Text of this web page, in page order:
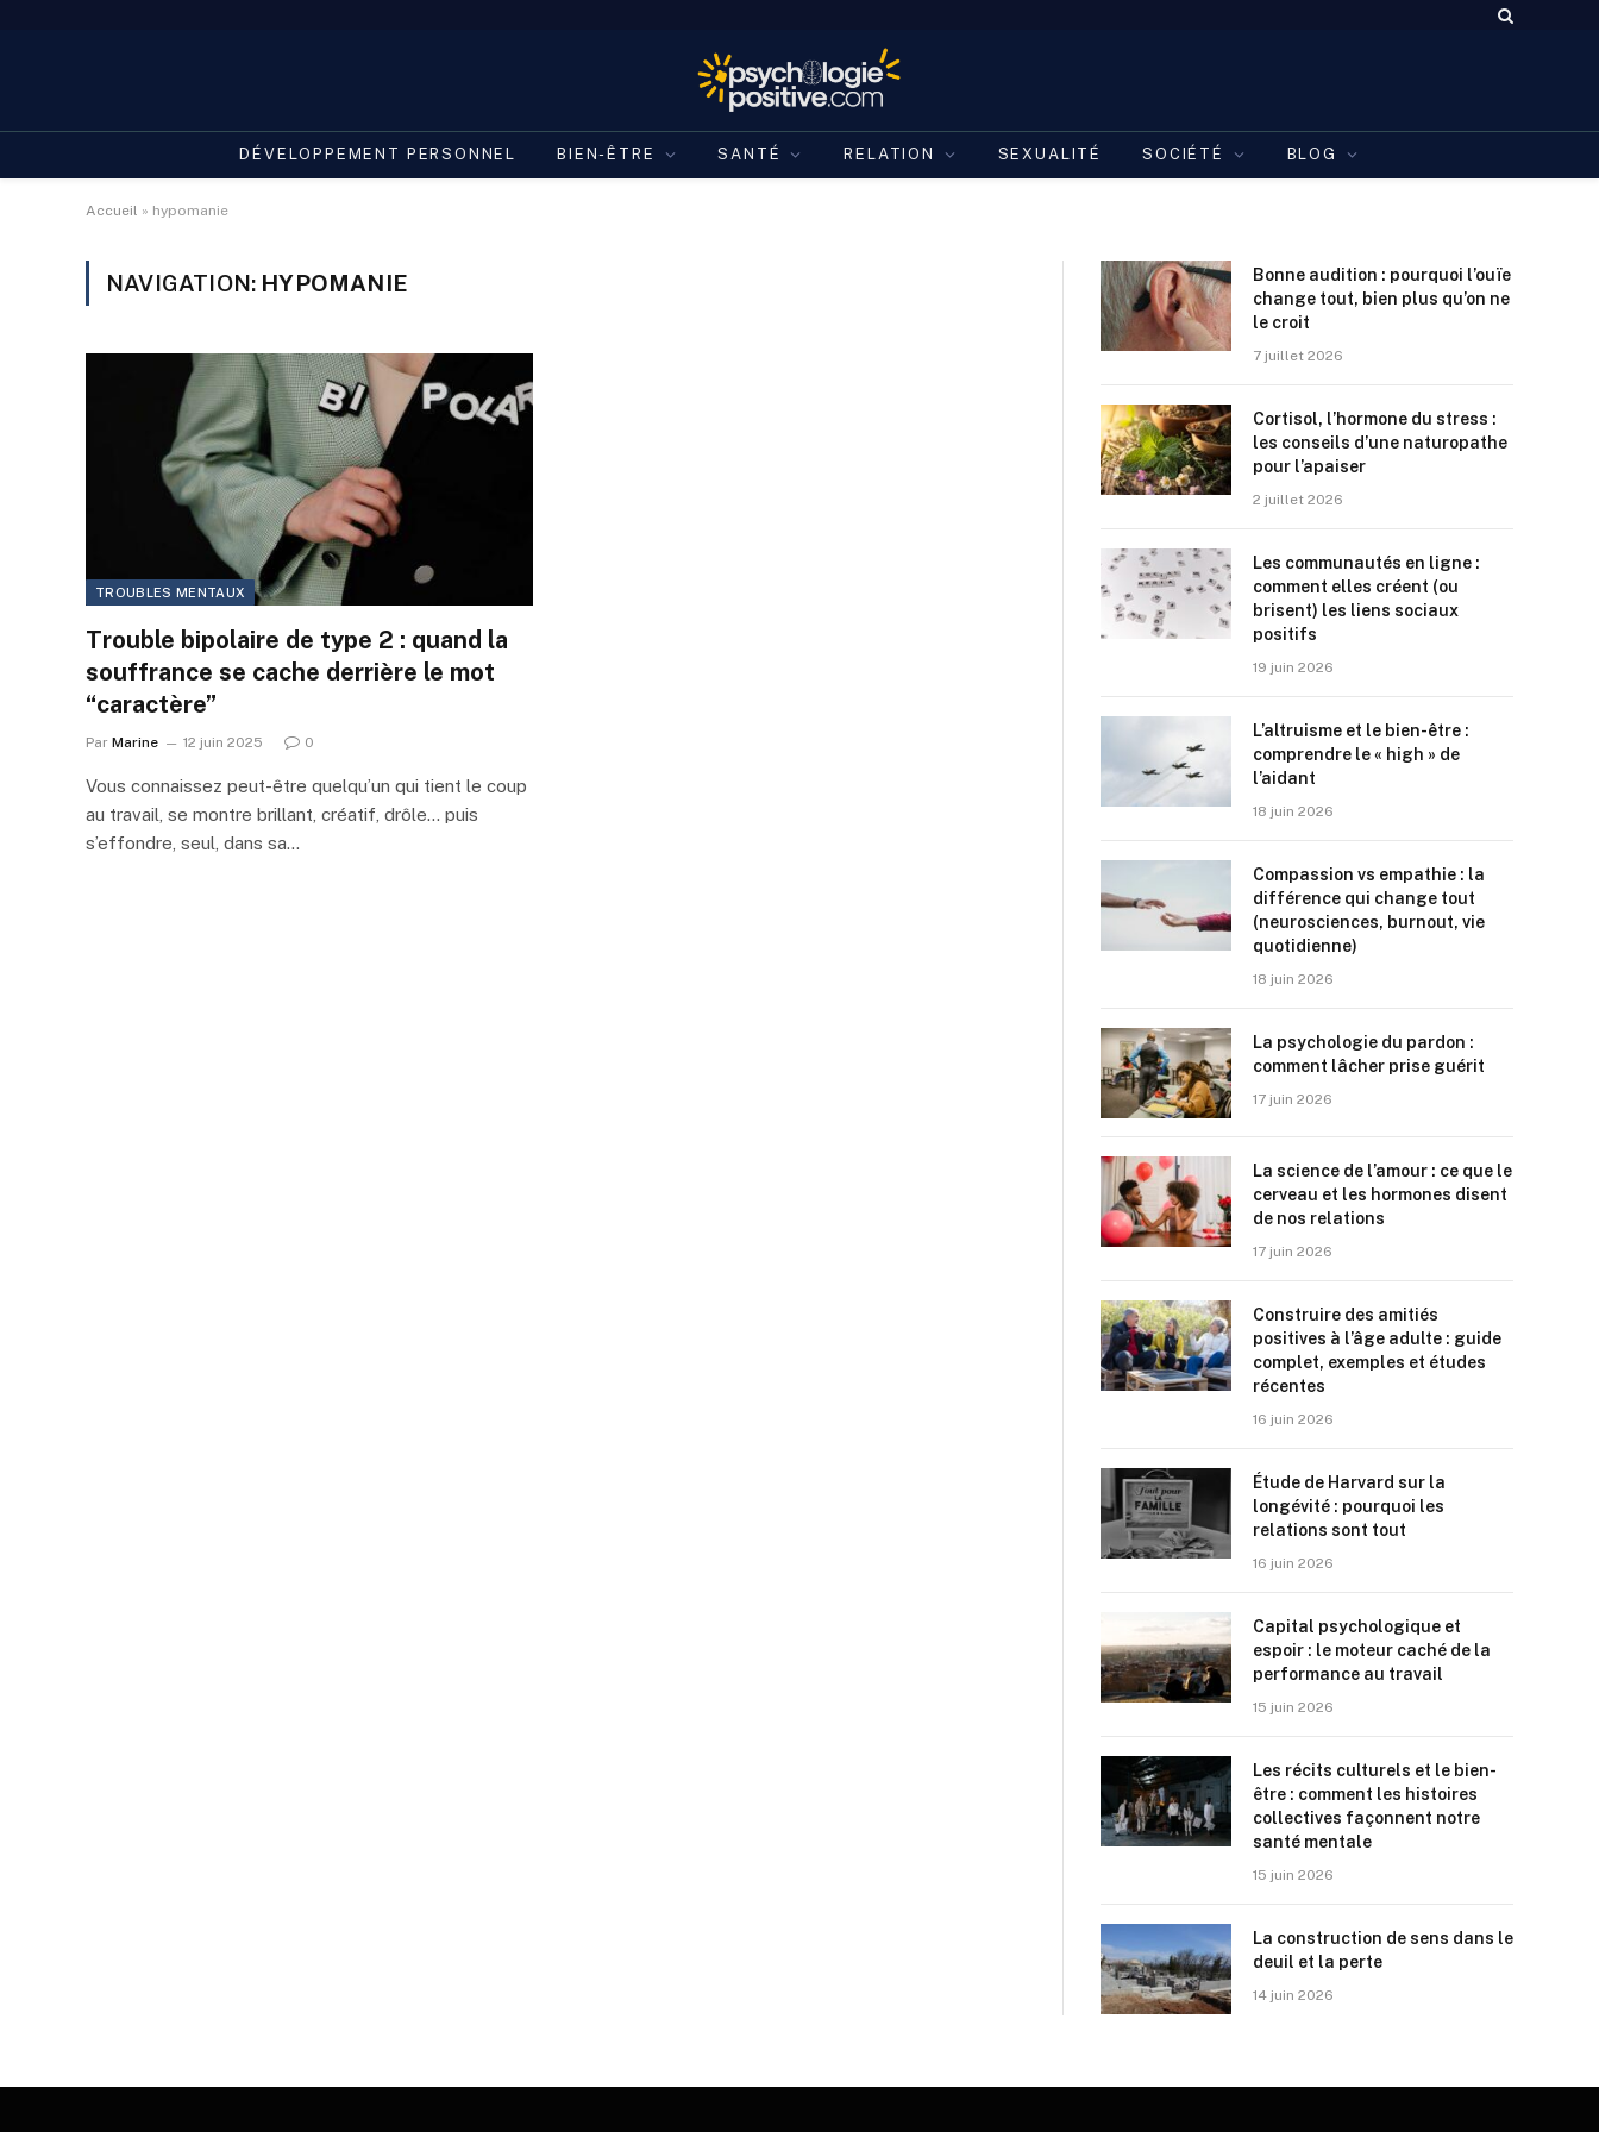
DÉVELOPPEMENT PERSONNEL BIEN-ÊTRE SANTÉ RELATION SEXUALITÉ SOCIÉTÉ BLOG
Accueil » hypomanie
NAVIGATION: HYPOMANIE
TROUBLES MENTAUX
Trouble bipolaire de type 2 : quand la
souffrance se cache derrière le mot
“caractère”
Par Marine 12 juin 2025 0
Vous connaissez peut-être quelqu’un qui tient le coup
au travail, se montre brillant, créatif, drôle… puis
s’effondre, seul, dans sa…
Bonne audition : pourquoi l’ouïe
change tout, bien plus qu’on ne
le croit
7 juillet 2026
Cortisol, l’hormone du stress :
les conseils d’une naturopathe
pour l’apaiser
2 juillet 2026
Les communautés en ligne :
comment elles créent (ou
brisent) les liens sociaux
positifs
19 juin 2026
L’altruisme et le bien-être :
comprendre le « high » de
l’aidant
18 juin 2026
Compassion vs empathie : la
différence qui change tout
(neurosciences, burnout, vie
quotidienne)
18 juin 2026
La psychologie du pardon :
comment lâcher prise guérit
17 juin 2026
La science de l’amour : ce que le
cerveau et les hormones disent
de nos relations
17 juin 2026
Construire des amitiés
positives à l’âge adulte : guide
complet, exemples et études
récentes
16 juin 2026
Étude de Harvard sur la
longévité : pourquoi les
relations sont tout
16 juin 2026
Capital psychologique et
espoir : le moteur caché de la
performance au travail
15 juin 2026
Les récits culturels et le bien-
être : comment les histoires
collectives façonnent notre
santé mentale
15 juin 2026
La construction de sens dans le
deuil et la perte
14 juin 2026